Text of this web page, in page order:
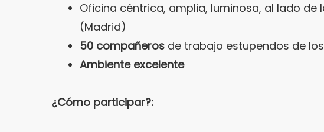
Oficina céntrica, amplia, luminosa, al lado
(Madrid)
50 compañeros de trabajo estupendos de
Ambiente excelente
¿Cómo participar?: